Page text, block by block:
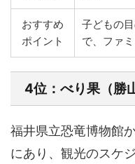
おすすめ
ポイント
子どもの
で、ファ
4位：べり果（勝
福井県立恐竜博物館
にあり、観光のスケ